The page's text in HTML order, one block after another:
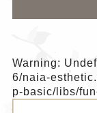
Warning:
6/naia-
p-basic/libs/